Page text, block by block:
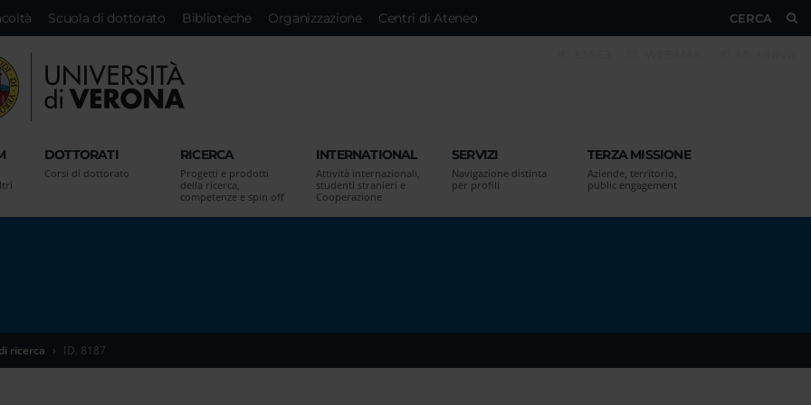
CERCA
Scuola di dottorato Biblioteche Organizzazione Centri di Ateneo
DOTTORATI
Corsi di dottorato
RICERCA
Progetti e prodotti
della ricerca,
competenze e spin off
INTERNATIONAL
Attività internazionali,
studenti stranieri e
Cooperazione
SERVIZI
Navigazione distinta
per profili
TERZA MISSIONE
Aziende, territorio,
public engagement
ricerca ID. 8187